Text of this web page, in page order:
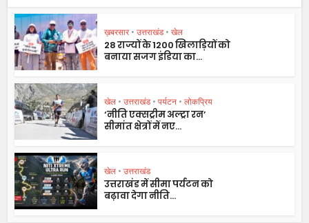
ख़बरसार • उत्तराखंड • खेल
28 राज्यों के 1200 खिलाड़ियों को
बनाया सजग इंडिया का...
खेल • उत्तराखंड • पर्यटन • लोकप्रिय
‘नीति एक्सट्रीम अल्ट्रा रन’
सीमांत क्षेत्रों में नए...
खेल • उत्तराखंड
उत्तराखंड में सीमा पर्यटन को
बढ़ावा देगा नीति...